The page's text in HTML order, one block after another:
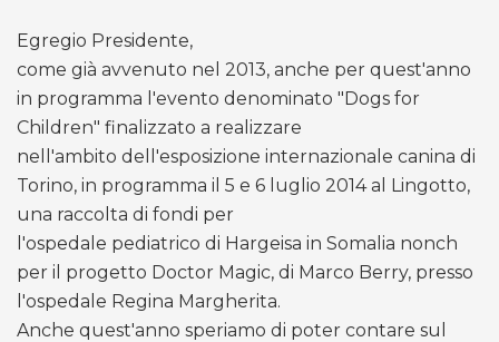
Egregio Presidente,
come già avvenuto nel 2013, anche per quest'anno
in programma l'evento denominato "Dogs for
Children" finalizzato a realizzare
nell'ambito dell'esposizione internazionale canina di
Torino, in programma il 5 e 6 luglio 2014 al Lingotto,
una raccolta di fondi per
l'ospedale pediatrico di Hargeisa in Somalia nonch
per il progetto Doctor Magic, di Marco Berry, presso
l'ospedale Regina Margherita.
Anche quest'anno speriamo di poter contare sul